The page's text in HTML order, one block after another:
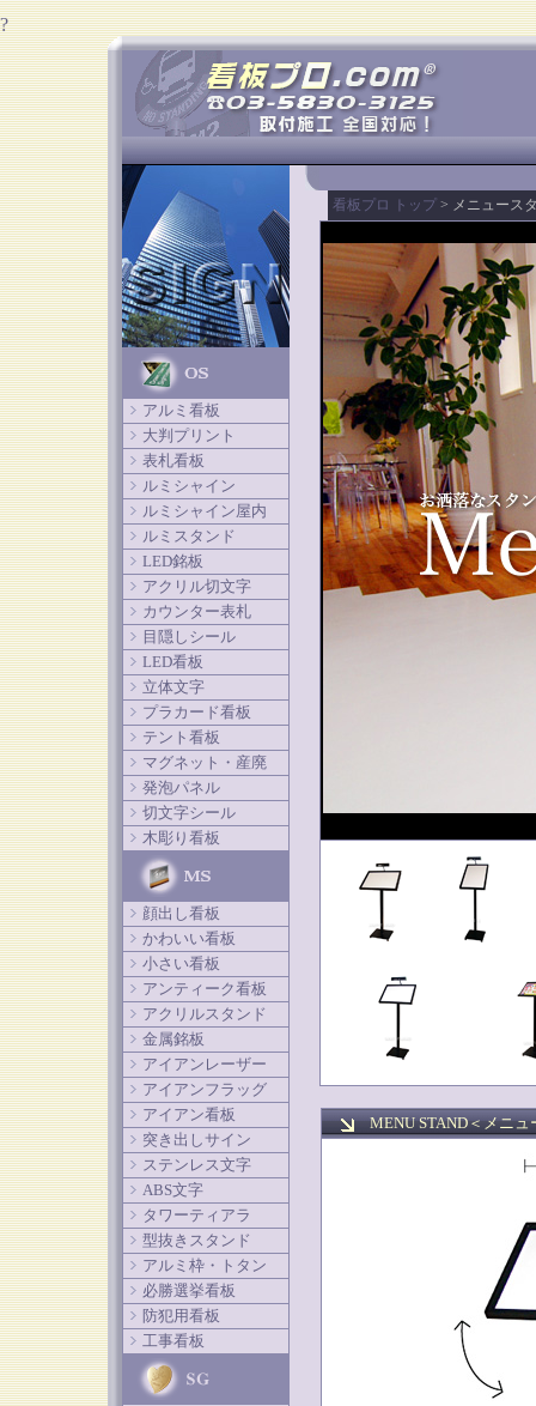
?
アルミ看板
大判プリント
表札看板
ルミシャイン
ルミシャイン屋内
ルミスタンド
LED銘板
アクリル切文字
カウンター表札
目隠しシール
LED看板
立体文字
プラカード看板
テント看板
マグネット・産廃
発泡パネル
切文字シール
木彫り看板
顔出し看板
かわいい看板
小さい看板
アンティーク看板
アクリルスタンド
金属銘板
アイアンレーザー
アイアンフラッグ
アイアン看板
突き出しサイン
ステンレス文字
ABS文字
タワーティアラ
型抜きスタンド
アルミ枠・トタン
必勝選挙看板
防犯用看板
工事看板
看板プロ トップ > メニュース
MENU STAND＜メニュ